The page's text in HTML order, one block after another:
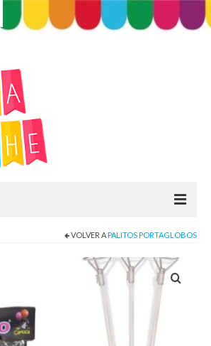
VOLVER APALITOS PORTAGLOBOS